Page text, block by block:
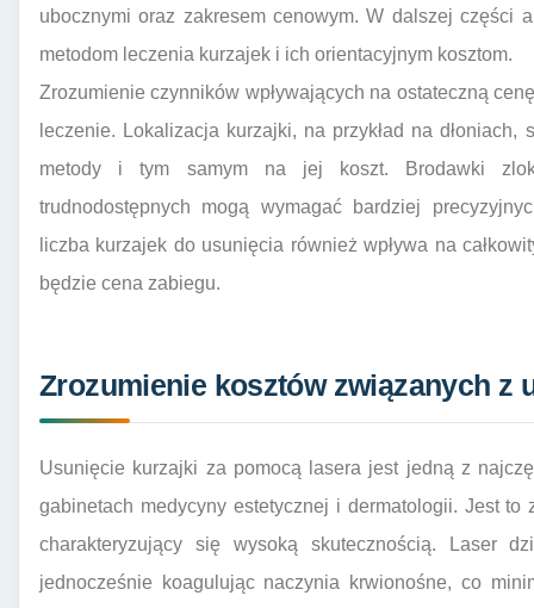
ubocznymi oraz zakresem cenowym. W dalszej części
metodom leczenia kurzajek i ich orientacyjnym kosztom.
Zrozumienie czynników wpływających na ostateczną
leczenie. Lokalizacja kurzajki, na przykład na
metody i tym samym na jej koszt. Brodawki
trudnodostępnych mogą wymagać bardziej
liczba kurzajek do usunięcia również wpływa na
będzie cena zabiegu.
Zrozumienie kosztów związanych z
Usunięcie kurzajki za pomocą lasera jest jedną z
gabinetach medycyny estetycznej i dermatologii. Jest to
charakteryzujący się wysoką skutecznością. Laser
jednocześnie koagulując naczynia krwionośne, co